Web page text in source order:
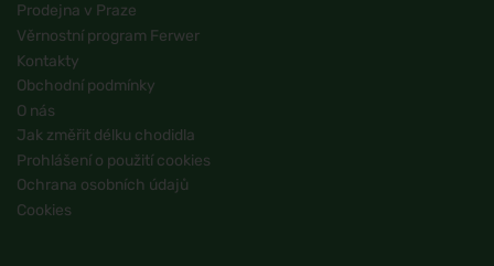
Prodejna v Praze
Věrnostní program Ferwer
Kontakty
Obchodní podmínky
O nás
Jak změřit délku chodidla
Prohlášení o použití cookies
Ochrana osobních údajů
Cookies